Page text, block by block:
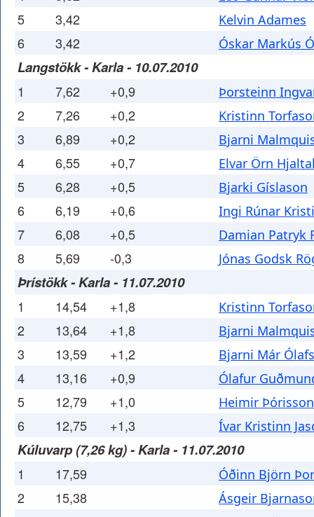
5 3,42 Kelvin Adames
6 3,42 Óskar Markús
Langstökk - Karla - 10.07.2010
1 7,62 +0,9 Þorsteinn
2 7,26 +0,2 Kristinn
3 6,89 +0,2 Bjarni
4 6,55 +0,7 Elvar Örn
5 6,28 +0,5 Bjarki Gíslason
6 6,19 +0,6 Ingi Rúnar
7 6,08 +0,5 Damian Patryk
8 5,69 -0,3 Jónas Godsk
Þrístökk - Karla - 11.07.2010
1 14,54 +1,8 Kristinn
2 13,64 +1,8 Bjarni
3 13,59 +1,2 Bjarni Már
4 13,16 +0,9 Ólafur
5 12,79 +1,0 Heimir Þórisson
6 12,75 +1,3 Ívar Kristinn
Kúluvarp (7,26 kg) - Karla - 11.07.2010
1 17,59 Óðinn Björn
2 15,38 Ásgeir